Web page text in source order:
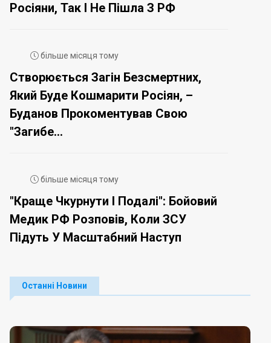
Росіяни, Так І Не Пішла З РФ
більше місяця тому
Створюється Загін Безсмертних,
Який Буде Кошмарити Росіян, –
Буданов Прокоментував Свою
"загибе...
більше місяця тому
"Краще Чкурнути І Подалі": Бойовий
Медик РФ Розповів, Коли ЗСУ
Підуть У Масштабний Наступ
Останні Новини